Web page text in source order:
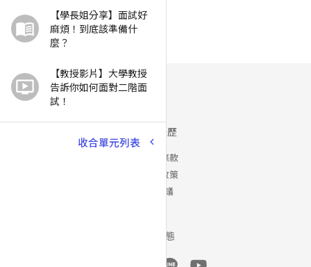
【學長姐分享】面試好
麻煩！到底該準備什
麼？
【教授影片】大學教授
告訴你如何面對二階面
試！
收合單元列表
Yory 優歷
使用者條款
隱私權政策
銷售協議
最新動態